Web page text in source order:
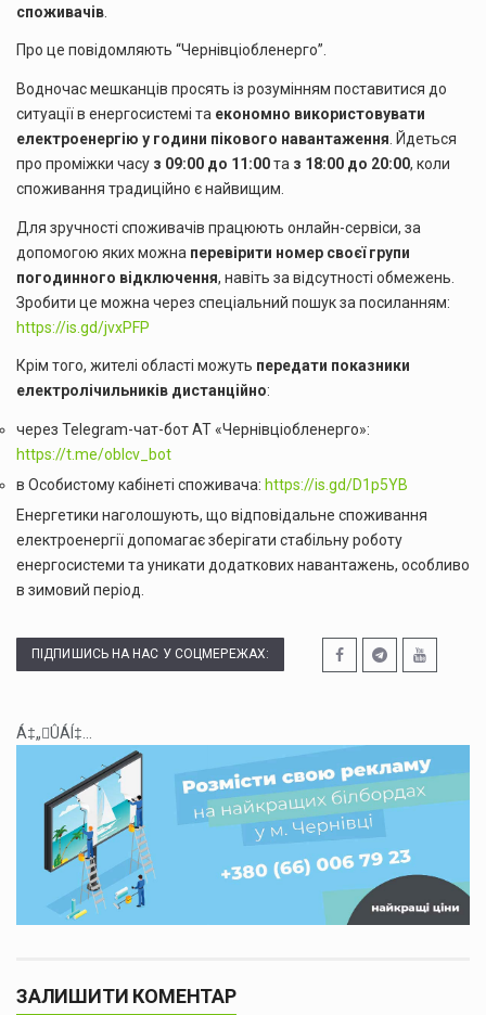
споживачів
Про це повідомляють “Чернівціобленерго”.
Водночас мешканців просять із розумінням поставитися до
ситуації в енергосистемі та економно використовувати
електроенергію у години пікового навантаження . Йдеться
про проміжки часу з 09:00 до 11:00та з 18:00 до 20:00, коли
споживання традиційно є найвищим.
Для зручності споживачів працюють онлайн-сервіси, за
допомогою яких можна перевірити номер своєї групи
погодинного відключення, навіть за відсутності обмежень.
Зробити це можна через спеціальний пошук за посиланням:
https://is.gd/jvxPFP
Крім того, жителі області можуть передати показники
електролічильників дистанційно:
через Telegram-чат-бот АТ «Чернівціобленерго»:
https://t.me/oblcv_bot
в Особистому кабінеті споживача: https://is.gd/D1p5YB
Енергетики наголошують, що відповідальне споживання
електроенергії допомагає зберігати стабільну роботу
енергосистеми та уникати додаткових навантажень, особливо
в зимовий період.
ПІДПИШИСЬ НА НАС У СОЦМЕРЕЖАХ:
Á‡„ÛÁÍ‡...
ЗАЛИШИТИ КОМЕНТАР